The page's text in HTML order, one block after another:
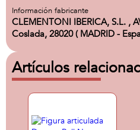
Información fabricante
CLEMENTONI IBERICA, S.L. ,
Coslada, 28020 ( MADRID -
Artículos